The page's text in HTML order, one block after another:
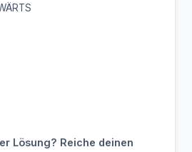
Lösung? Reiche deinen